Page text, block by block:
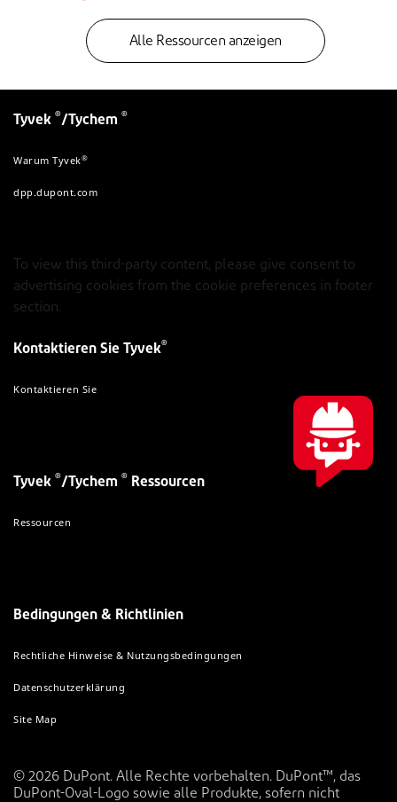
Alle Ressourcen anzeigen
Tyvek ®/Tychem ®
Warum Tyvek®
dpp.dupont.com
To view this third-party content, please give consent to
advertising cookies from the cookie preferences in footer
section.
Kontaktieren Sie Tyvek®
Kontaktieren Sie
Tyvek ®/Tychem ® Ressourcen
Ressourcen
Bedingungen & Richtlinien
Rechtliche Hinweise & Nutzungsbedingungen
Datenschutzerklärung
Site Map
© 2026 DuPont. Alle Rechte vorbehalten. DuPont™, das
DuPont-Oval-Logo sowie alle Produkte, sofern nicht